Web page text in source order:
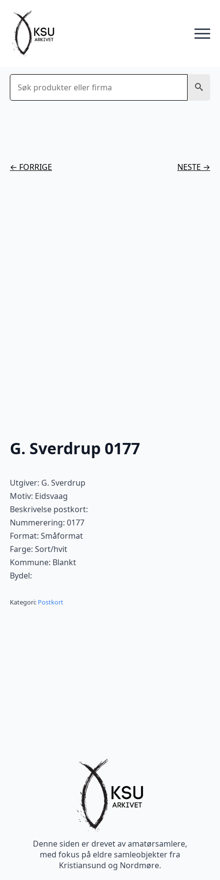
Søk
← FORRIGE NESTE →
G. Sverdrup 0177
Utgiver: G. Sverdrup
Motiv: Eidsvaag
Beskrivelse postkort:
Nummerering: 0177
Format: Småformat
Farge: Sort/hvit
Kommune: Blankt
Bydel:
Kategori: Postkort
Denne siden er drevet av amatørsamlere,
med fokus på eldre samleobjekter fra
Kristiansund og Nordmøre.